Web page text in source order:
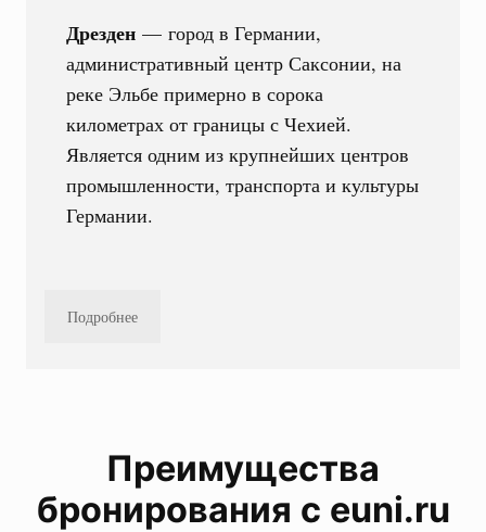
Дрезден— город в Германии,
административный центр Саксонии, на
реке Эльбе примерно в сорока
километрах от границы с Чехией.
Является одним из крупнейших центров
промышленности, транспорта и культуры
Германии.
Подробнее
Преимущества
бронирования с euni.ru